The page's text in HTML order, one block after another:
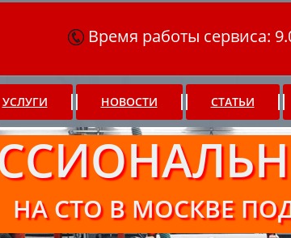
Время работы сервиса:
УСЛУГИ НОВОСТИ СТАТЬИ
НА СТО В МОСКВЕ